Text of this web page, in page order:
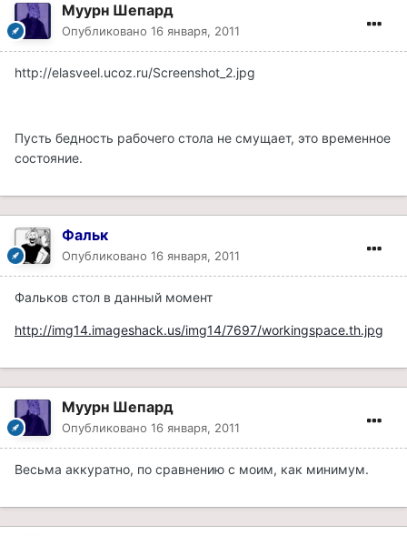
Муурн Шепард
Опубликовано 16 января, 2011
http://elasveel.ucoz.ru/Screenshot_2.jpg
Пусть бедность рабочего стола не смущает, это временное
состояние.
Фальк
Опубликовано 16 января, 2011
Фальков стол в данный момент
http://img14.imageshack.us/img14/7697/workingspace.th.jpg
Муурн Шепард
Опубликовано 16 января, 2011
Весьма аккуратно, по сравнению с моим, как минимум.